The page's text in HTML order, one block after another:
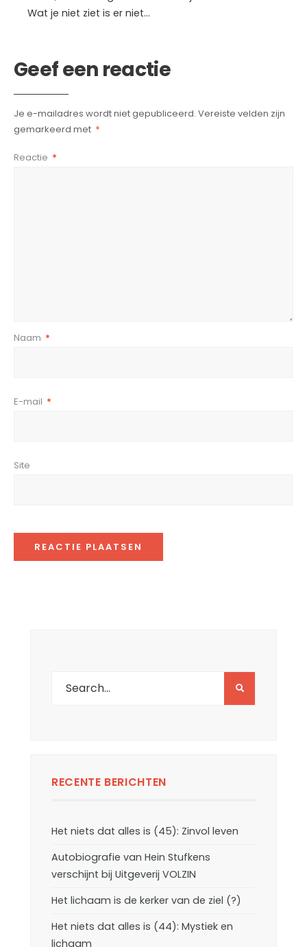
Wat je niet ziet is er niet…
Geef een reactie
Je e-mailadres wordt niet gepubliceerd. Vereiste velden zijn
gemarkeerd met *
Reactie *
Naam *
E-mail *
Site
RECENTE BERICHTEN
Het niets dat alles is (45): Zinvol leven
Autobiografie van Hein Stufkens
verschijnt bij Uitgeverij VOLZIN
Het lichaam is de kerker van de ziel (?)
Het niets dat alles is (44): Mystiek en
lichaam